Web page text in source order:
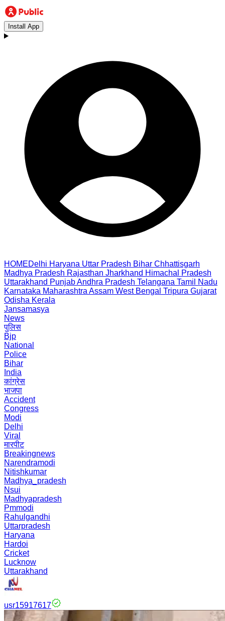
Install App
HOMEDelhi Haryana Uttar Pradesh Bihar Chhattisgarh
Madhya Pradesh Rajasthan Jharkhand Himachal Pradesh
Uttarakhand PunjabAndhra Pradesh Telangana Tamil Nadu
Karnataka Maharashtra Assam West Bengal Tripura Gujarat
Odisha Kerala
Jansamasya
News
पुलिस
Bjp
National
Police
Bihar
India
कांग्रेस
भाजपा
Accident
Congress
Modi
Delhi
Viral
मारपीट
Breakingnews
Narendramodi
Nitishkumar
Madhya_pradesh
Nsui
Madhyapradesh
Pmmodi
Rahulgandhi
Uttarpradesh
Haryana
Hardoi
Cricket
Lucknow
Uttarakhand
usr15917617